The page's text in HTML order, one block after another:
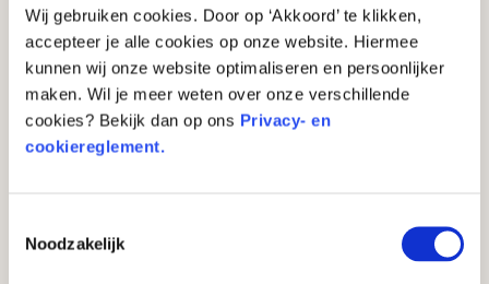
Wij gebruiken cookies. Door op ‘Akkoord’ te klikken,
accepteer je alle cookies op onze website. Hiermee
kunnen wij onze website optimaliseren en persoonlijker
maken. Wil je meer weten over onze verschillende
cookies? Bekijk dan op ons Privacy- en
cookiereglement.
Noodzakelijk
waaruit je het geld kan halen. De spaarpotten
van vroeger hadden geen uitgang. Dus als je
geld nodig had moest je echt je spaarpot
kapot
slaan.
De oudste bekende spaarpotten komen uit de
eigenlijk gewoon potten of vazen waarin